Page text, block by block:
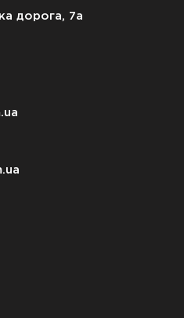
дорога, 7а